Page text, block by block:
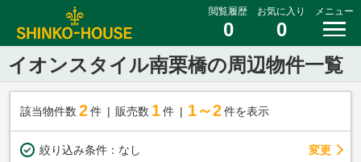
閲覧履歴
0
お気に入り
0
メニュー
イオンスタイル南栗橋の周辺物件一覧
該当物件数 2件 販売数 1 件 1～2 件を表示
絞り込み条件： なし 変更